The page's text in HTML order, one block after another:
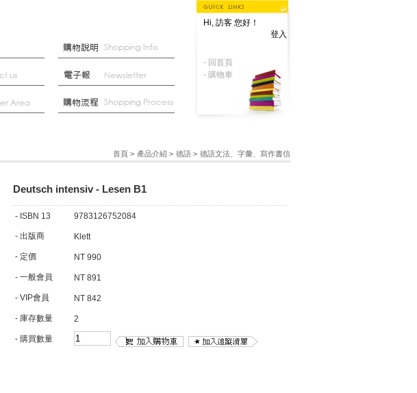
Hi, 訪客 您好！
登入
- 回首頁
- 購物車
首頁 > 產品介紹 > 德語 > 德語文法、字彙、寫作書信
Deutsch intensiv - Lesen B1
- ISBN 13 9783126752084
- 出版商 Klett
- 定價 NT 990
- 一般會員 NT 891
- VIP會員 NT 842
- 庫存數量 2
- 購買數量